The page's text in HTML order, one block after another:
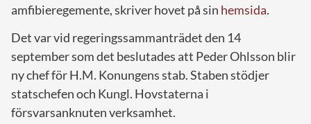
amfibieregemente, skriver hovet på sin hemsida.
Det var vid regeringssammanträdet den 14
september som det beslutades att Peder Ohlsson blir
ny chef för H.M. Konungens stab. Staben stödjer
statschefen och Kungl. Hovstaterna i
försvarsanknuten verksamhet.